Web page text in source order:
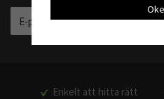
Enkelt att hitta rätt